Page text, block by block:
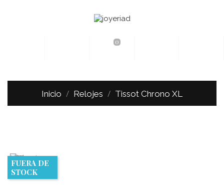
0
Inicio Relojes Tissot Chrono XL
FUERA DE
STOCK